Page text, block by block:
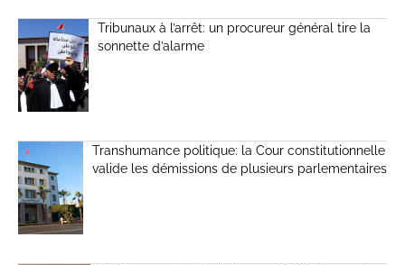
Tribunaux à l’arrêt: un procureur général tire la
sonnette d’alarme
Transhumance politique: la Cour constitutionnelle
valide les démissions de plusieurs parlementaires